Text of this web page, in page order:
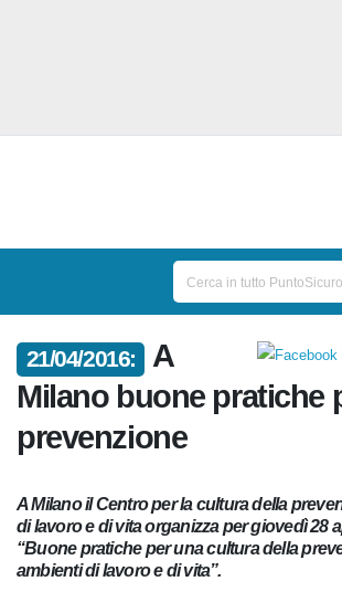
21/04/2016:
A
Milano buone pratiche
prevenzione
A Milano il Centro per la cultura della
luoghi di lavoro e di vita organizza per
l’incontro “Buone pratiche per una
prevenzione negli ambienti di lavoro e di